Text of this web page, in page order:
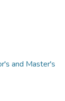
and Master's